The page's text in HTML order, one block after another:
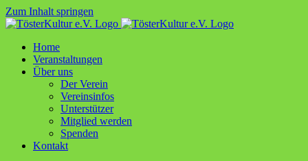
Zum Inhalt springen
Home
Ver­an­stal­tun­gen
Über uns
Der Ver­ein
Ver­ein­sin­fos
Unter­stüt­zer
Mit­glied werden
Spen­den
Kon­takt